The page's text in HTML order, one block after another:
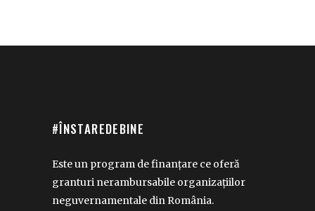
#ÎNSTAREDEBINE
Este un program de finanțare ce oferă
granturi nerambursabile organizațiilor
neguvernamentale din România.